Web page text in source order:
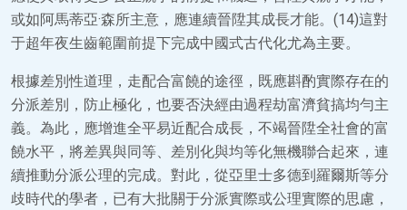
或如阿馬蒂亞·森所主意，應連續晉陞其成長才能。(14)這對
于超年夜生齒範圍前提下完成中國式古代化尤為主要。
根據差別性道理，走配合富饒的途徑，既應斟酌實際存在的
分派差別，防止極化，也要否決經由過程劫富濟貧搞均勻主
義。為此，應增進全平易近配合成長，不竭晉陞全社會的富
饒水平，將差異與同等、差別化與均等化無機聯合起來，連
續推動分派公理的完成。對此，從亞里士多德到羅爾斯等分
歧時代的學者，已有大批關于分派實際或公理實際的思慮，